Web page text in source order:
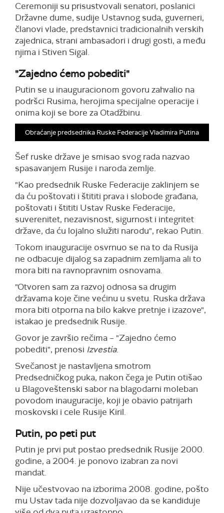
Ceremoniji su prisustvovali senatori, poslanici
Državne dume, sudije Ustavnog suda, guverneri,
članovi vlade, predstavnici tradicionalnih verskih
zajednica, strani ambasadori i drugi gosti, a među
njima i Stiven Sigal.
"Zajedno ćemo pobediti"
Putin se u inauguracionom govoru zahvalio na
podršci Rusima, herojima specijalne operacije i
onima koji se bore za Otadžbinu.
Obraćanje predsednika Ruske Federacije Vladimira Putina
Šef ruske države je smisao svog rada nazvao
spasavanjem Rusije i naroda zemlje.
"Kao predsednik Ruske Federacije zaklinjem se
da ću poštovati i štititi prava i slobode građana,
poštovati i štititi Ustav Ruske Federacije,
suverenitet, nezavisnost, sigurnost i integritet
države, da ću lojalno služiti narodu", rekao Putin.
Tokom inauguracije osvrnuo se na to da Rusija
ne odbacuje dijalog sa zapadnim zemljama ali to
mora biti na ravnopravnim osnovama.
"Otvoren sam za razvoj odnosa sa drugim
državama koje čine većinu u svetu. Ruska država
mora biti otporna na bilo kakve pretnje i izazove",
istakao je predsednik Rusije.
Govor je završio rečima – "Zajedno ćemo
pobediti", prenosi Izvestia.
Svečanost je nastavljena smotrom
Predsedničkog puka, nakon čega je Putin otišao
u Blagoveštenski sabor na blagodarni moleban
povodom inauguracije, koji je obavio patrijarh
moskovski i cele Rusije Kiril.
Putin, po peti put
Putin je prvi put postao predsednik Rusije 2000.
godine, a 2004. je ponovo izabran za novi
mandat.
Nije učestvovao na izborima 2008. godine, pošto
mu Ustav tada nije dozvoljavao da se kandiduje